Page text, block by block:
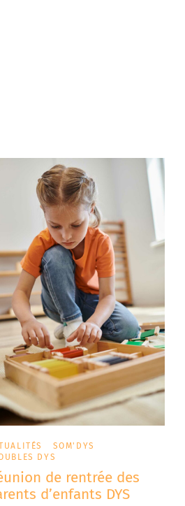
SOM'DYS
DYS
de rentrée des
d’enfants DYS